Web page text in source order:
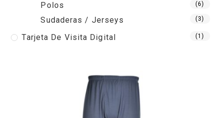
Polos (6)
Sudaderas / Jerseys (3)
Tarjeta De Visita Digital (1)